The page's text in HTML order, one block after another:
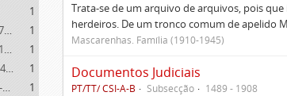
1
Juízo dos orfãos de Setúbal (flor. 1497-1838)
1
Henriques, Fernão de Miranda (flor. 1535)
1
Henriques, Simão de Miranda (flor. 1498-1513)
1
Mina, Nuno Fernandes da (flor. 1497-1510)
1
Trata-se de um arquivo de arquivos, pois
herdeiros. De um tronco comum de apelido
Mascarenhas. Família (1910-1945)
Documentos Judiciais
PT/TT/ CSI-A-B Subsecção 1489 - 1908